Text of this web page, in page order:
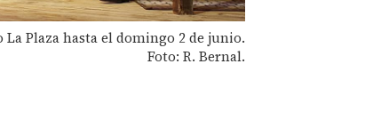
La Plaza hasta el domingo 2 de junio.
Foto: R. Bernal.